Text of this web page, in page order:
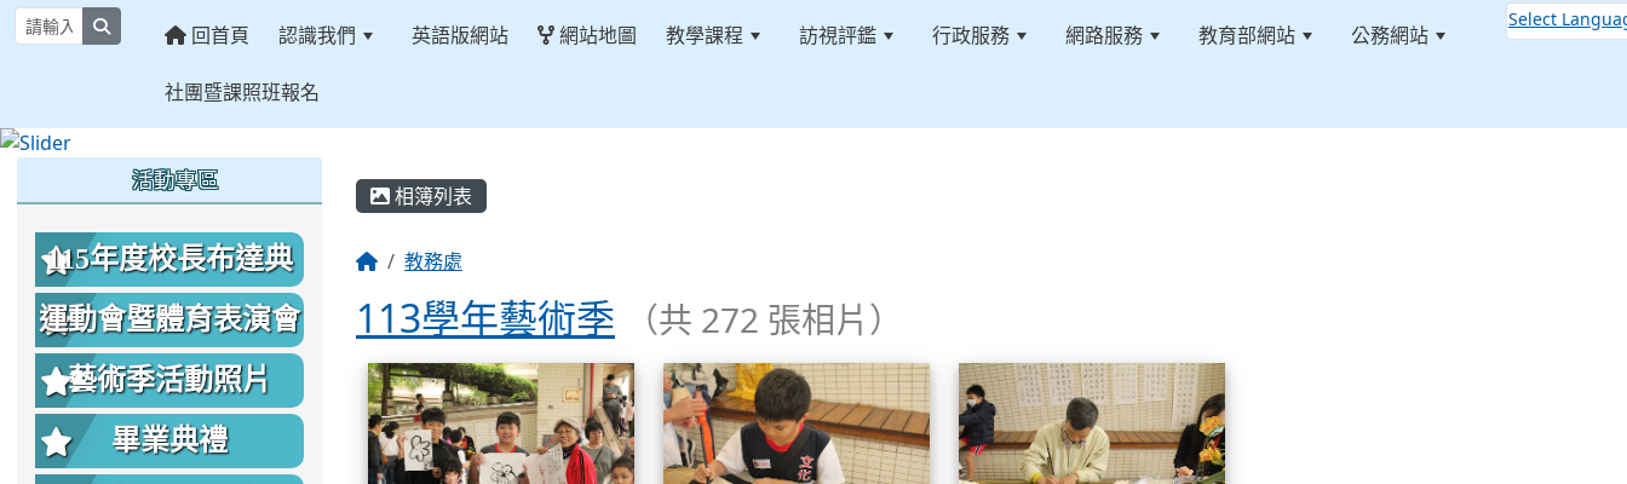
回首頁 認識我們 英語版網站 網站地圖 教學課程 訪視評鑑 行政服務 網路服務 教育部網站 公務網站
社團暨課照班報名
Select
相簿列表
教務處
113學年藝術季 （共 272 張相片）
相簿列表 113學年藝術季 113學年藝術季 113學年藝術季
活動專區
115年度校長布達典
禮照片
運動會暨體育表演會
照片
藝術季活動照片
畢業典禮